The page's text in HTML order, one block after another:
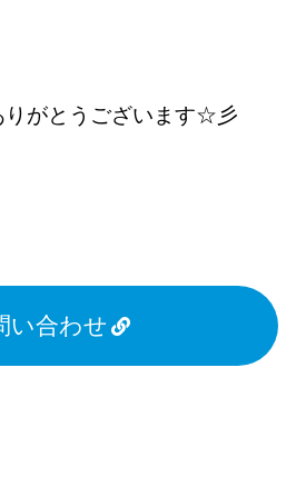
りがとうございます☆彡
い合わせ